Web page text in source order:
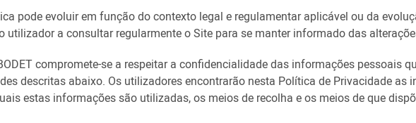
pode evoluir em função do contexto legal e regulamentar aplicável ou da
utilizador a consultar regularmente o Site para se manter informado das
compromete-se a respeitar a confidencialidade das informações pessoais
descritas abaixo. Os utilizadores encontrarão nesta Política de Privacidade as
estas informações são utilizadas, os meios de recolha e os meios de que